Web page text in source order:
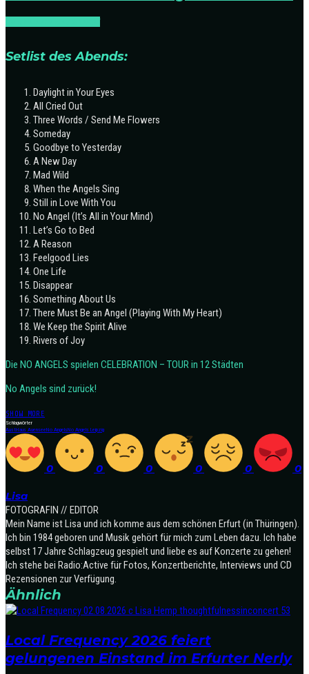
Setlist des Abends:
Daylight in Your Eyes
All Cried Out
Three Words / Send Me Flowers
Someday
Goodbye to Yesterday
A New Day
Mad Wild
When the Angels Sing
Still in Love With You
No Angel (It’s All in Your Mind)
Let’s Go to Bed
A Reason
Feelgood Lies
One Life
Disappear
Something About Us
There Must Be an Angel (Playing With My Heart)
We Keep the Spirit Alive
Rivers of Joy
Die NO ANGELS spielen CELEBRATION – TOUR in 12 Städten
No Angels sind zurück!
SHOW MORE
Schlagwörter
AustHaus AuenseeNo AngelsNo Angels Leipzig
0 0 0 0 0 0
Lisa
FOTOGRAFIN // EDITOR
Mein Name ist Lisa und ich komme aus dem schönen Erfurt (in Thüringen).
Ich bin 1984 geboren und Musik gehört für mich zum Leben dazu. Ich habe
selbst 17 Jahre Schlagzeug gespielt und liebe es auf Konzerte zu gehen!
Ich stehe bei Radio:Active für Fotos, Konzertberichte, Interviews und CD
Rezensionen zur Verfügung.
Ähnlich
Local Frequency 2026 feiert
gelungenen Einstand im Erfurter Nerly